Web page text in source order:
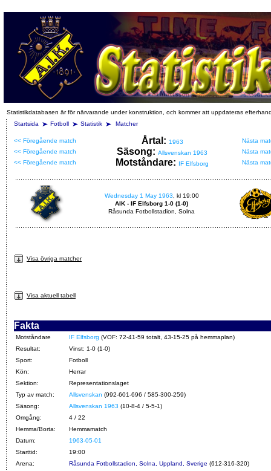
Statistikdatabasen är för närvarande under konstruktion, och kommer att uppdateras
Startsida
Fotboll Statistik Matcher
<< Föregående match Årtal: 1963
Nästa
<< Föregående match
Säsong: Allsvenskan 1963
Nästa
<< Föregående match
Motståndare: IF Elfsborg Nästa
Wednesday 1 May 1963 , kl 19:00
AIK - IF Elfsborg 1-0 (1-0)
Råsunda Fotbollstadion, Solna
Visa övriga matcher
Visa aktuell tabell
Fakta
Motståndare IF Elfsborg (VOF: 72-41-59 totalt, 43-15-25 på hemmaplan)
Resultat:
Vinst: 1-0 (1-0)
Sport:
Fotboll
Kön:
Herrar
Sektion:
Representationslaget
Typ av match:
Allsvenskan (992-601-696 / 585-300-259)
Säsong:
Allsvenskan 1963 (10-8-4 / 5-5-1)
Omgång:
4 / 22
Hemma/Borta:
Hemmamatch
Datum:
1963-05-01
Starttid:
19:00
Arena:
Råsunda Fotbollstadion, Solna, Uppland, Sverige (612-316-320)